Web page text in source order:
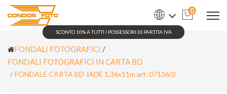
SCONTO 10% A TUTTI I POSSESSORI DI PARTITA IVA
0
FONDALI FOTOGRAFICI /
FONDALI FOTOGRAFICI IN CARTA BD
FONDALE CARTA BD JADE 1,36x11m art. 07136/2